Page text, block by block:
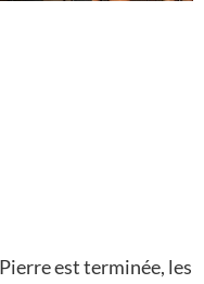
est terminée, les